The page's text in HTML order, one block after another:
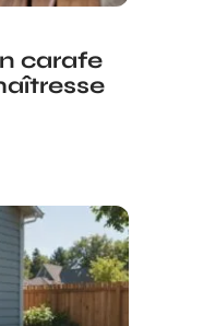
carafe